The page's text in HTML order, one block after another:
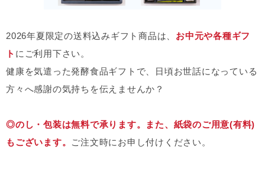
2026年夏限定の送料込みギフト商品は、 お中元や各種ギフ
ト にご利用下さい。
健康を気遣った発酵食品ギフトで、日頃お世話になっている
方々へ感謝の気持ちを伝えませんか？
◎のし・包装は無料で承ります。また、紙袋のご用意(有料)
もございます。
ご注文時にお申し付けください。